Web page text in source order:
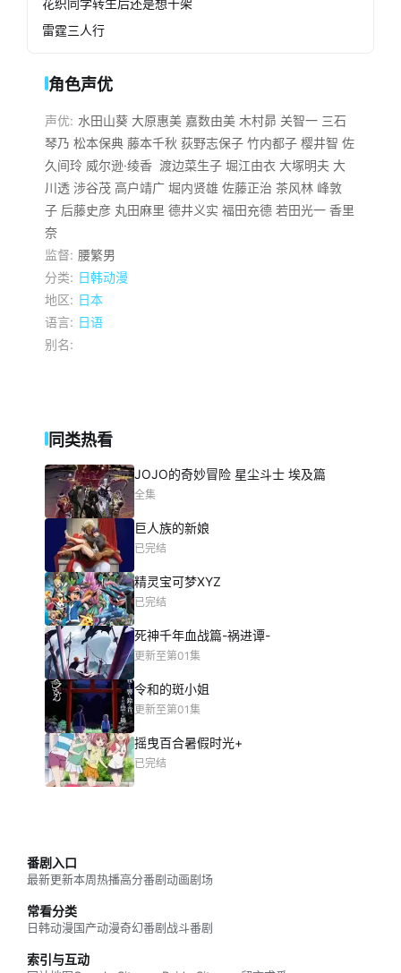
雷霆三人行
角色声优
声优: 水田山葵 大原惠美 嘉数由美 木村昴 关智一 三石
琴乃 松本保典 藤本千秋 荻野志保子 竹内都子 樱井智 佐
久间玲 威尔逊·绫香 渡边菜生子 堀江由衣 大塚明夫 大
川透 涉谷茂 高户靖广 堀内贤雄 佐藤正治 茶风林 峰敦
子 后藤史彦 丸田麻里 德井义实 福田充德 若田光一 香里
奈
监督: 腰繁男
分类: 日韩动漫
地区: 日本
语言: 日语
别名:
同类热看
JOJO的奇妙冒险 星尘斗士 埃及篇
全集
巨人族的新娘
已完结
精灵宝可梦XYZ
已完结
死神千年血战篇-祸进谭-
更新至第01集
令和的斑小姐
更新至第01集
摇曳百合暑假时光+
已完结
番剧入口
最新更新本周热播高分番剧动画剧场
常看分类
日韩动漫国产动漫奇幻番剧战斗番剧
索引与互动